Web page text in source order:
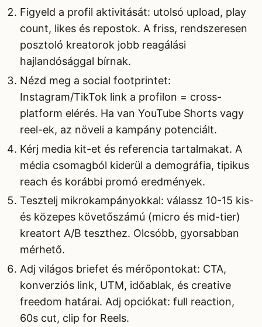
Figyeld a profil aktivitását: utolsó upload, play
count, likes és repostok. A friss, rendszeresen
posztoló kreatorok jobb reagálási
hajlandósággal bírnak.
Nézd meg a social footprintet:
Instagram/TikTok link a profilon = cross-
platform elérés. Ha van YouTube Shorts vagy
reel-ek, az növeli a kampány potenciált.
Kérj media kit-et és referencia tartalmakat. A
média csomagból kiderül a demográfia, tipikus
reach és korábbi promó eredmények.
Tesztelj mikrokampányokkal: válassz 10-15 kis-
és közepes követőszámú (micro és mid-tier)
kreatort A/B teszthez. Olcsóbb, gyorsabban
mérhető.
Adj világos briefet és mérőpontokat: CTA,
konverziós link, UTM, időablak, és creative
freedom határai. Adj opciókat: full reaction,
60s cut, clip for Reels.